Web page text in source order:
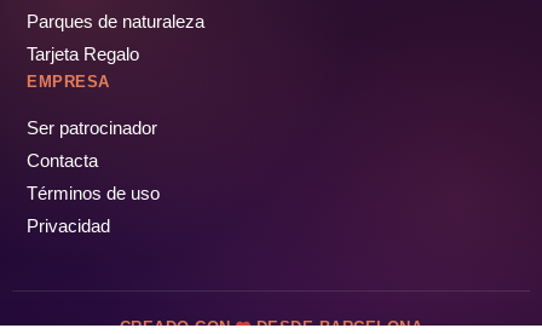
Parques de naturaleza
Tarjeta Regalo
EMPRESA
Ser patrocinador
Contacta
Términos de uso
Privacidad
CREADO CON DESDE BARCELONA